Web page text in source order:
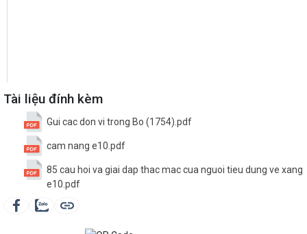
Tài liệu đính kèm
Gui cac don vi trong Bo (1754).pdf
cam nang e10.pdf
85 cau hoi va giai dap thac mac cua nguoi tieu dung ve xang
e10.pdf